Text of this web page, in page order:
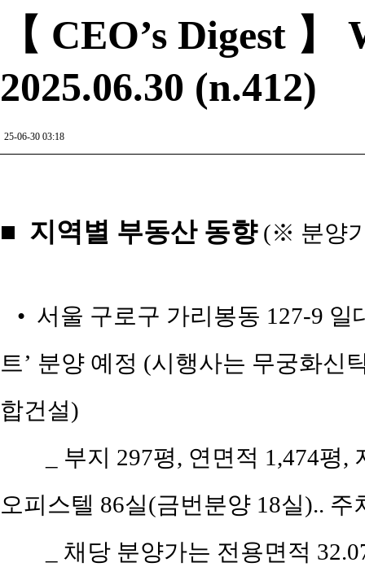
【 CEO’s Digest
2025.06.30 (n.412)
25-06-30 03:18
■ 지역별 부동산 동향(※ 분양
• 서울 구로구 가리봉동 127-9 일
트’ 분양 예정 (시행사는 무궁화신
합건설)
_ 부지 297평, 연면적 1,474평
오피스텔 86실(금번분양 18실).. 주
_ 채당 분양가는 전용면적